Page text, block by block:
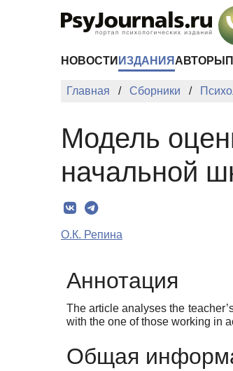
НОВОСТИ ИЗДАНИЯ АВТОРЫ
Главная Сборники
Модель
начальной
О.К. Репина
Аннотация
The article analyses the
with the one of those working in
Общая